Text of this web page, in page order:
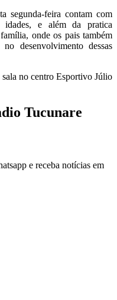
segunda-feira contam com
idades, e além da pratica
onde os pais também
desenvolvimento dessas
no centro Esportivo Júlio
Tucunare
e receba notícias em